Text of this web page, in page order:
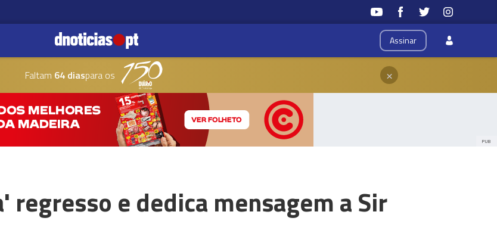
Assinar
Faltam 64 diaspara os ×
PUB
e dedica mensagem a Sir